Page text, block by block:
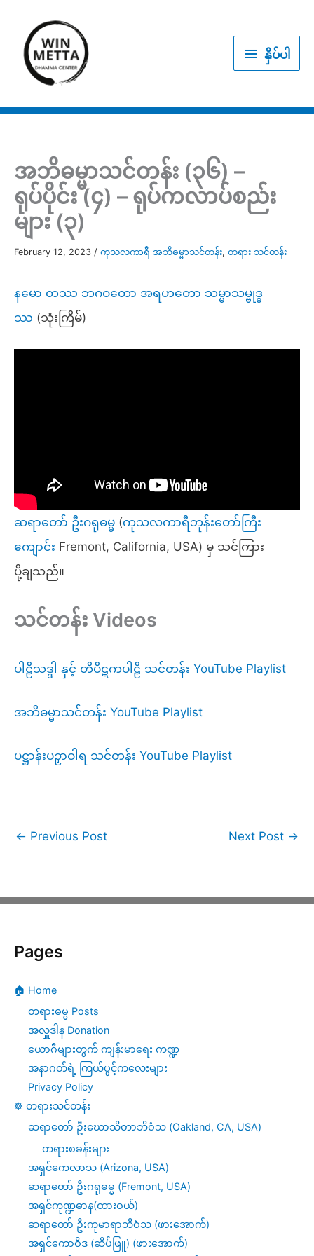
content
နှိပ် နှိပ်ပါ
အဘိဓမ္မာသင်တန်း (၃၆) –
ရုပ်ပိုင်း (၄) – ရုပ်ကလာပ်စည်း
များ (၃)
February 12, 2023 / ကုသလကာရီ အဘိဓမ္မာသင်တန်း, တရား သင်တန်း
နမော တဿ ဘဂဝတော အရဟတော သမ္မာသမ္ဗုဒ္ဓ
ဿ (သုံးကြိမ်)
ဆရာတော် ဦးဂရုဓမ္မ (ကုသလကာရီဘုန်းတော်ကြီး
ကျောင် း Fremont, California, USA) မှ သင်ကြား
ပို့ချသည်။
သင်တန်း Videos
ပါဠိသဒ္ဒါ နှင့် တိပိဋကပါဠိ သင်တန်း YouTube Playlist
အဘိဓမ္မာသင်တန်း YouTube Playlist
ပဋ္ဌာန်းပဉှာဝါရ သင်တန်း YouTube Playlist
← Previous Post Next Post →
Pages
🏠 Home
တရားဓမ္မ Posts
အလှူဒါန Donation
ယောဂီများတွက် ကျန်းမာရေး ကဏ္ဍ
အနာဂတ်ရဲ့ ကြယ်ပွင့်ကလေးများ
Privacy Policy
☸️ တရားသင်တန်း
ဆရာတော် ဦးဃောသိတာဘိဝံသ (Oakland, CA, USA)
တရားစခန်းများ
အရှင်ကေလာသ (Arizona, USA)
ဆရာတော် ဦးဂရုဓမ္မ (Fremont, USA)
အရှင်ကုဏ္ဍဓာန(ထားဝယ်)
ဆရာတော် ဦးကုမာရာဘိဝံသ (ဖားအောက်)
အရှင်ကောဝိဒ (ဆိပ်ဖြူ) (ဖားအောက်)